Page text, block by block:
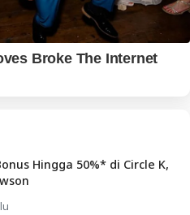
Hingga 50%* di Circle K,